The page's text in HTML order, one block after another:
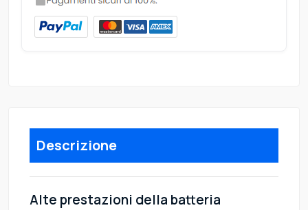
Descrizione
Alte prestazioni della batteria